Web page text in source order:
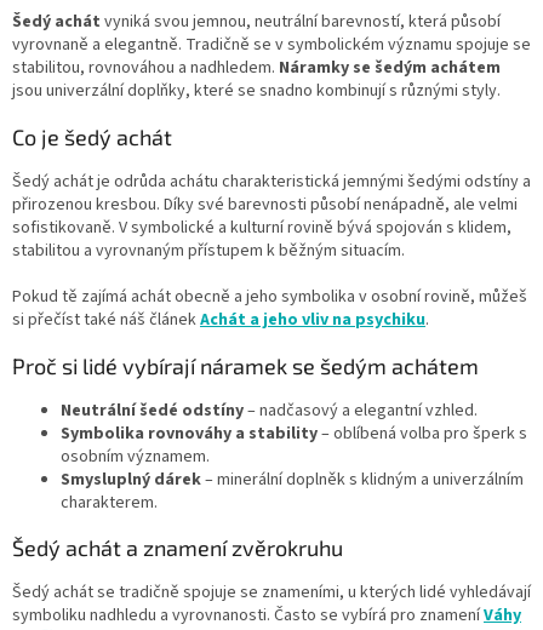
a
c
í
p
y
v
ý
p
s
u
Šedý achát vyniká svou jemnou, neutrální barevností, která působí
vyrovnaně a elegantně. Tradičně se v symbolickém významu spojuje se
stabilitou, rovnováhou a nadhledem. Náramky se šedým achátem
jsou univerzální doplňky, které se snadno kombinují s různými styly.
Co je šedý achát
Šedý achát je odrůda achátu charakteristická jemnými šedými odstíny a
přirozenou kresbou. Díky své barevnosti působí nenápadně, ale velmi
sofistikovaně. V symbolické a kulturní rovině bývá spojován s klidem,
stabilitou a vyrovnaným přístupem k běžným situacím.
Pokud tě zajímá achát obecně a jeho symbolika v osobní rovině, můžeš
si přečíst také náš článekAchát a jeho vliv na psychiku.
Proč si lidé vybírají náramek se šedým achátem
Neutrální šedé odstíny– nadčasový a elegantní vzhled.
Symbolika rovnováhy a stability– oblíbená volba pro šperk s
osobním významem.
Smysluplný dárek– minerální doplněk s klidným a univerzálním
charakterem.
Šedý achát a znamení zvěrokruhu
Šedý achát se tradičně spojuje se znameními, u kterých lidé vyhledávají
symboliku nadhledu a vyrovnanosti. Často se vybírá pro znameníVáhy